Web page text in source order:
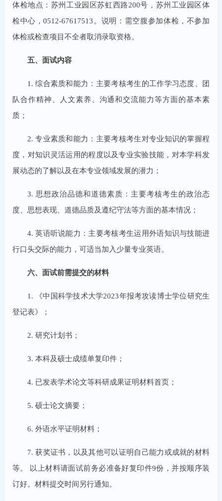
体检地点：苏州工业园区苏虹西路200号，苏州工业园区体
检中心，0512-67617513。说明：需空腹参加体检，不参加
体检或检查项目不全者取消录取资格。
五、面试内容
1. 综合素质和能力：主要考核考生的工作学习态度、团
队合作精神、人文素养、沟通和交流能力等方面的基本素
质；
2. 专业素质和能力：主要考核考生对专业知识的掌握程
度，对知识灵活运用的程度以及专业实验技能，对本学科发
展动态的了解以及在本专业领域发展的潜力；
3. 思想政治品德和道德素质：主要考核考生的政治态
度、思想表现、道德品质及遵纪守法等方面的基本情况；
4. 英语听说能力：主要考核考生运用外语知识与技能进
行口头交际的能力，可适当加入少量专业英语。
六、面试前需提交的材料
1. 《中国科学技术大学2023年报考攻读博士学位研究生
登记表》；
2. 研究计划书；
3. 本科及硕士成绩单复印件；
4. 已发表学术论文等科研成果证明材料首页；
5. 硕士论文摘要；
6. 外语水平证明材料；
7. 获奖证书，以及其他可以证明自己能力或成就的材料
等。 以上材料请面试前务必准备好复印件9份，并按顺序装
订好。材料提交时间另行通知。